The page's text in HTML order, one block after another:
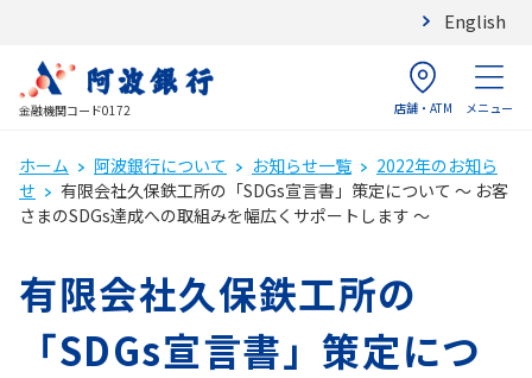
English
金融機関コード0172 店舗・ATM メニュー
ホーム 阿波銀行について お知らせ一覧
2022年のお知ら
せ
有限会社久保鉄工所の「SDGs宣言書」策定について ～ お客
さまのSDGs達成への取組みを幅広くサポートします ～
有限会社久保鉄工所の
「SDGs宣言書」策定につ